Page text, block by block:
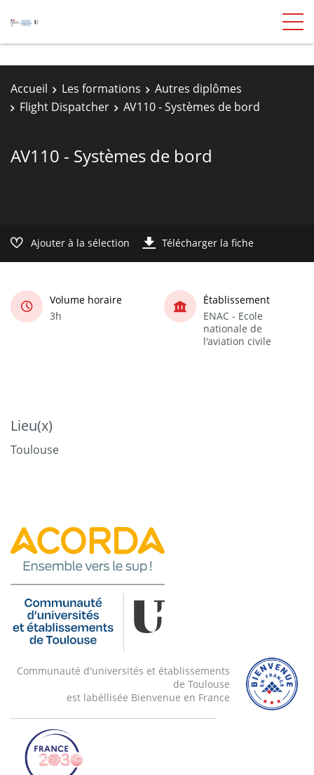
Accueil Les formations
Autres diplômes
Flight Dispatcher
AV110 - Systèmes de bord
AV110 - Systèmes de bord
Ajouter à la sélection Télécharger la fiche
Volume horaire
3h
Établissement
ENAC - Ecole
nationale de
l'aviation civile
Lieu(x)
Toulouse
Communauté d'universités et établissements
de Toulouse
est labéllisée Bienvenue en France